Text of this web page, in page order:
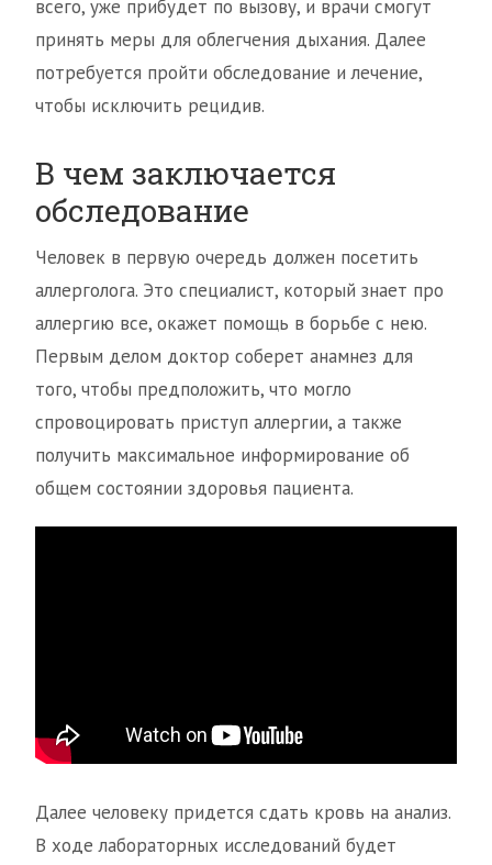
всего, уже прибудет по вызову, и врачи смогут
принять меры для облегчения дыхания. Далее
потребуется пройти обследование и лечение,
чтобы исключить рецидив.
В чем заключается
обследование
Человек в первую очередь должен посетить
аллерголога. Это специалист, который знает про
аллергию все, окажет помощь в борьбе с нею.
Первым делом доктор соберет анамнез для
того, чтобы предположить, что могло
спровоцировать приступ аллергии, а также
получить максимальное информирование об
общем состоянии здоровья пациента.
Далее человеку придется сдать кровь на анализ.
В ходе лабораторных исследований будет